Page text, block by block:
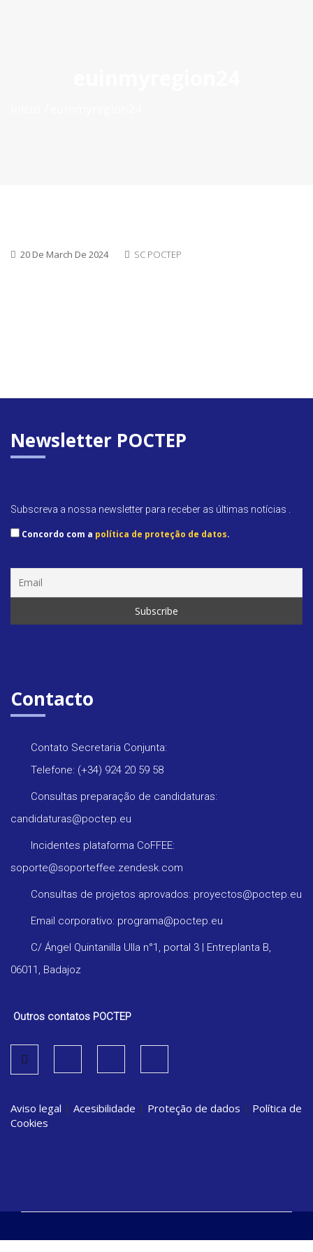
20 De March De 2024 SC POCTEP
Newsletter POCTEP
Subscreva a nossa newsletter para receber as últimas notícias .
Concordo com a política de proteção de datos.
Contacto
Contato Secretaria Conjunta:
Telefone: (+34) 924 20 59 58
Consultas preparação de candidaturas:
candidaturas@poctep.eu
Incidentes plataforma CoFFEE:
soporte@soporteffee.zendesk.com
Consultas de projetos aprovados: proyectos@poctep.eu
Email corporativo: programa@poctep.eu
C/ Ángel Quintanilla Ulla n°1, portal 3 | Entreplanta B,
06011, Badajoz
Outros contatos POCTEP
Aviso legal | Acesibilidade | Proteção de dados | Política de
Cookies